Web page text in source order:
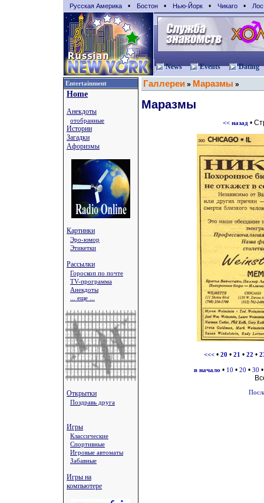
Русская Америка • Бостон • Нью-Йорк • Чикаго •
News Events Dating
Entertainment
Home
Анекдоты
отобранные
Истории
Загадки
Афоризмы
Картинки
Эро-юмор
Этикетки
Рассылки
Гороскоп по почте
TV-программа
Анекдоты
... еще ...
Открытки
Поздравь друга
Игры
Классические
Спортивные
Игровые автоматы
Забавные
Игры на
компьютере
Галлереи » Маразмы »
Маразмы
<< назад•
<<< • 20 • 21 • 22 •
в начало • 10 • 20 • 30